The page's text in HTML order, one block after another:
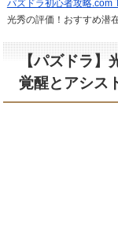
パズドラ初心者攻略.com
光秀の評価！おすすめ潜
【パズドラ】
覚醒とアシス